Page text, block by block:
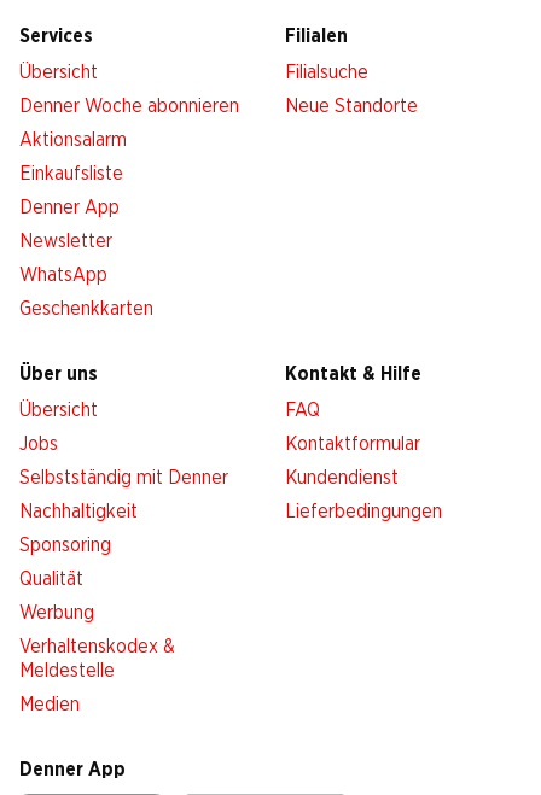
Services
Übersicht
Denner Woche abonnieren
Aktionsalarm
Einkaufsliste
Denner App
Newsletter
WhatsApp
Geschenkkarten
Filialen
Filialsuche
Neue Standorte
Über uns
Übersicht
Jobs
Selbstständig mit Denner
Nachhaltigkeit
Sponsoring
Qualität
Werbung
Verhaltenskodex &
Meldestelle
Medien
Kontakt & Hilfe
FAQ
Kontaktformular
Kundendienst
Lieferbedingungen
Denner App